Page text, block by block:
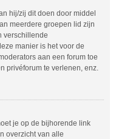
hij/zij dit doen door middel
meerdere groepen lid zijn
verschillende
manier is het voor de
aan een forum toe
privéforum te verlenen, enz.
je op de bijhorende link
overzicht van alle